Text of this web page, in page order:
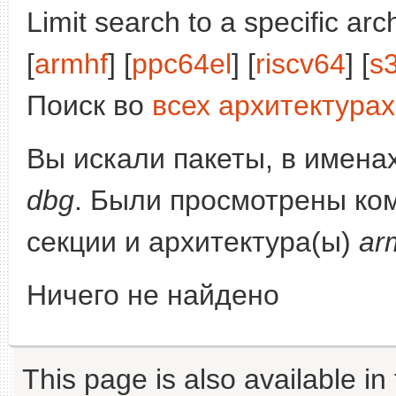
Limit search to a specific
[armhf] [ppc64el] [riscv64] [
Поиск во всех архитектурах
Вы искали пакеты, в
dbg. Были просмотрены
секции и архитектура(ы)
Ничего не найдено
This page is also available